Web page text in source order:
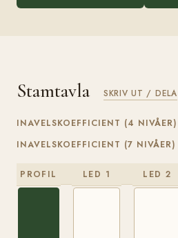
Stamtavla SKRIV UT / DELA
INAVELSKOEFFICIENT (4 NIVÅER)
INAVELSKOEFFICIENT (7 NIVÅER)
PROFIL LED 1 LED 2